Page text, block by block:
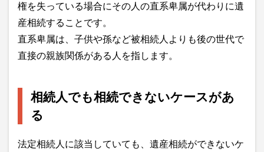
権を失っている場合にその人の直系卑属が代わりに遺
産相続することです。
直系卑属は、子供や孫など被相続人よりも後の世代で
直接の親族関係がある人を指します。
相続人でも相続できないケースがあ
る
法定相続人に該当していても、遺産相続ができないケ